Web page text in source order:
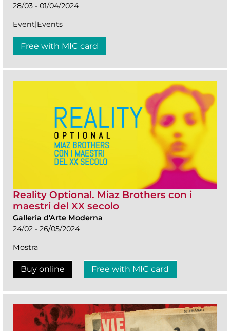
28/03 - 01/04/2024
Event|Events
Free with MIC card
Reality Optional. Miaz Brothers con i
maestri del XX secolo
Galleria d'Arte Moderna
24/02 - 26/05/2024
Mostra
Buy online Free with MIC card